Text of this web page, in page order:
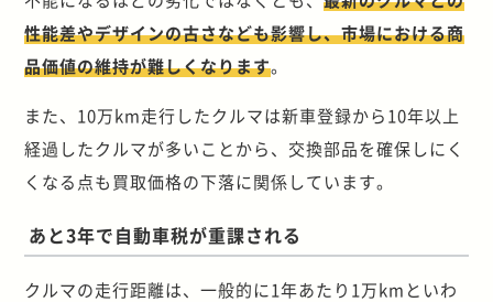
性能差やデザインの古さなども影響し、市場における商
品価値の維持が難しくなります。
また、10万km走行したクルマは新車登録から10年以上
経過したクルマが多いことから、交換部品を確保しにく
くなる点も買取価格の下落に関係しています。
あと3年で自動車税が重課される
クルマの走行距離は、一般的に1年あたり1万kmといわ